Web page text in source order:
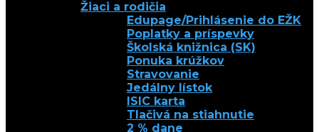
Žiaci a rodičia
Edupage/Prihlásenie do EŽK
Poplatky a príspevky
Školská knižnica (SK)
Ponuka krúžkov
Stravovanie
Jedálny lístok
ISIC karta
Tlačivá na stiahnutie
2 % dane